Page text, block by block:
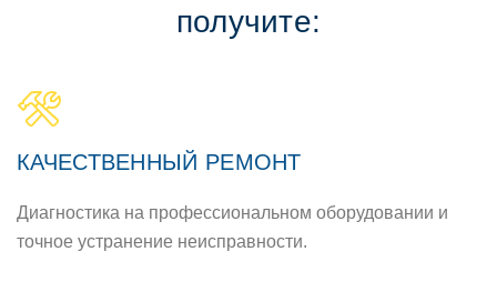
получите:
КАЧЕСТВЕННЫЙ РЕМОНТ
Диагностика на профессиональном оборудовании и
точное устранение неисправности.